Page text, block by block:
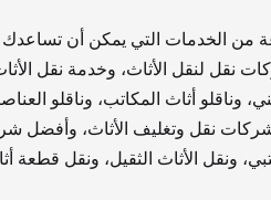
من الخدمات التي يمكن أن
نقل لنقل الأثاث، وخدمة نقل
وناقلو أثاث المكاتب، وناقلو
شركات نقل وتغليف الأثاث، وأفضل